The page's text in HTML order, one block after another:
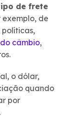
de frete
exemplo, de
políticas,
câmbio,
o dólar,
quando
por